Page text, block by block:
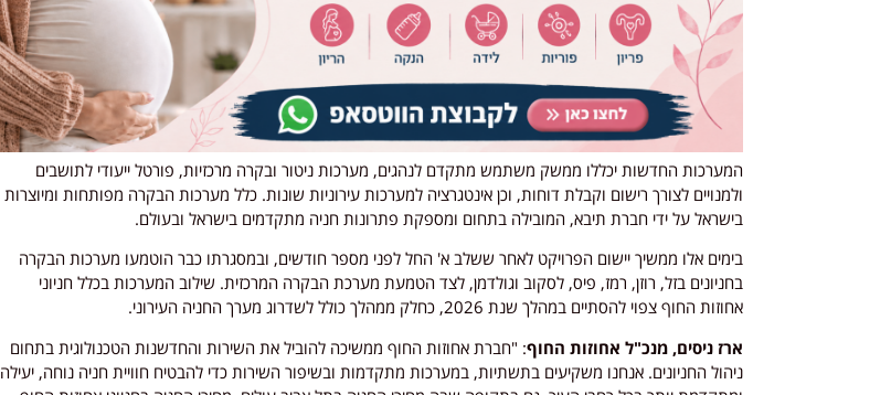
המערכות החדשות יכללו ממשק משתמש מתקדם לנהגים, מערכות ניטור ובקרה מרכזיות, פורטל ייעודי לתושבים
ולמנויים לצורך רישום וקבלת דוחות, וכן אינטגרציה למערכות עירוניות שונות. כלל מערכות הבקרה מפותחות ומיוצרות
בישראל על ידי חברת תיבא, המובילה בתחום ומספקת פתרונות חניה מתקדמים בישראל ובעולם.
בימים אלו ממשיך יישום הפרויקט לאחר ששלב א' החל לפני מספר חודשים, ובמסגרתו כבר הוטמעו מערכות הבקרה
בחניונים בזל, רוזן, רמז, פיס, לסקוב וגולדמן, לצד הטמעת מערכת הבקרה המרכזית. שילוב המערכות בכלל חניוני
אחוזות החוף צפוי להסתיים במהלך שנת 2026, כחלק ממהלך כולל לשדרוג מערך החניה העירוני.
ארז ניסים, מנכ"ל אחוזות החוף: "חברת אחוזות החוף ממשיכה להוביל את השירות והחדשנות הטכנולוגית בתחום
ניהול החניונים. אנחנו משקיעים בתשתיות, במערכות מתקדמות ובשיפור השירות כדי להבטיח חוויית חניה נוחה, יעילה